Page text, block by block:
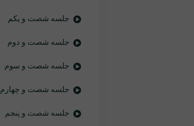
جلسه شصت و یکم
جلسه شصت و دوم
جلسه شصت و سوم
جلسه شصت و چهارم
جلسه شصت و پنجم